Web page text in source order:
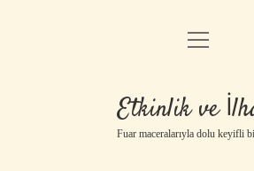
Anasayfa
Gizlilik Politikası
Yasal Uyarı
menüyü
Etkinlik ve
Fuar maceralarıyla dolu keyifli